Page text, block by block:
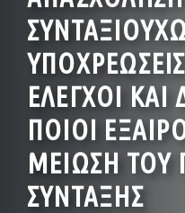
ΕΛΕΓΧΟΙ ΚΑΙ
ΠΟΙΟΙ
ΜΕΙΩΣΗ ΤΟΥ
ΣΥΝΤΑΞΗΣ